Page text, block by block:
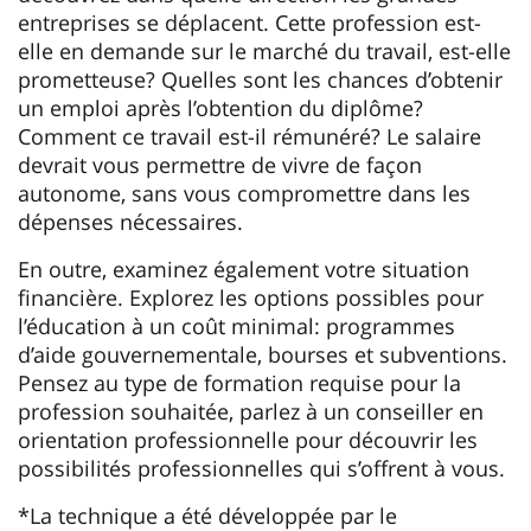
entreprises se déplacent. Cette profession est-
elle en demande sur le marché du travail, est-elle
prometteuse? Quelles sont les chances d’obtenir
un emploi après l’obtention du diplôme?
Comment ce travail est-il rémunéré? Le salaire
devrait vous permettre de vivre de façon
autonome, sans vous compromettre dans les
dépenses nécessaires.
En outre, examinez également votre situation
financière. Explorez les options possibles pour
l’éducation à un coût minimal: programmes
d’aide gouvernementale, bourses et subventions.
Pensez au type de formation requise pour la
profession souhaitée, parlez à un conseiller en
orientation professionnelle pour découvrir les
possibilités professionnelles qui s’offrent à vous.
*La technique a été développée par le